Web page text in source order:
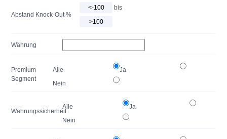
Abstand Knock-Out %
bis
Währung
Premium
Segment
Alle
Ja
Nein
Währungssicherheit
Alle
Ja
Nein